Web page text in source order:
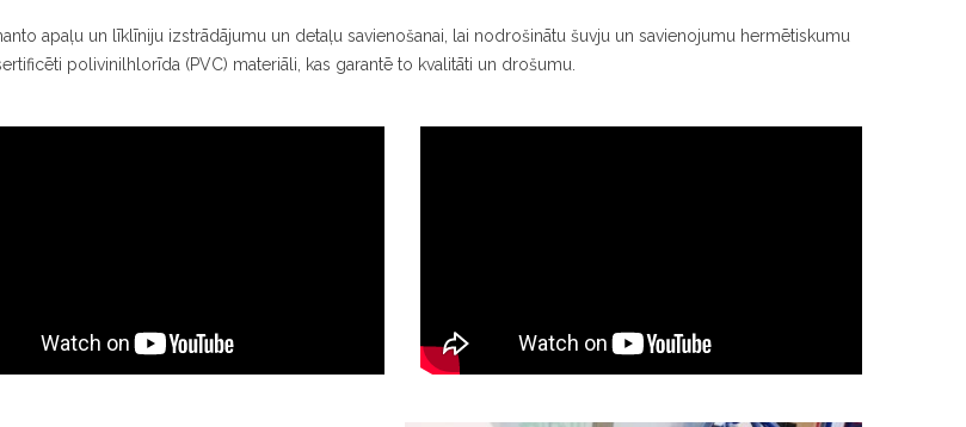
apaļu un līklīniju izstrādājumu un detaļu savienošanai, lai nodrošinātu šuvju un savienojumu hermētiskumu
polivinilhlorīda (PVC) materiāli, kas garantē to kvalitāti un drošumu.